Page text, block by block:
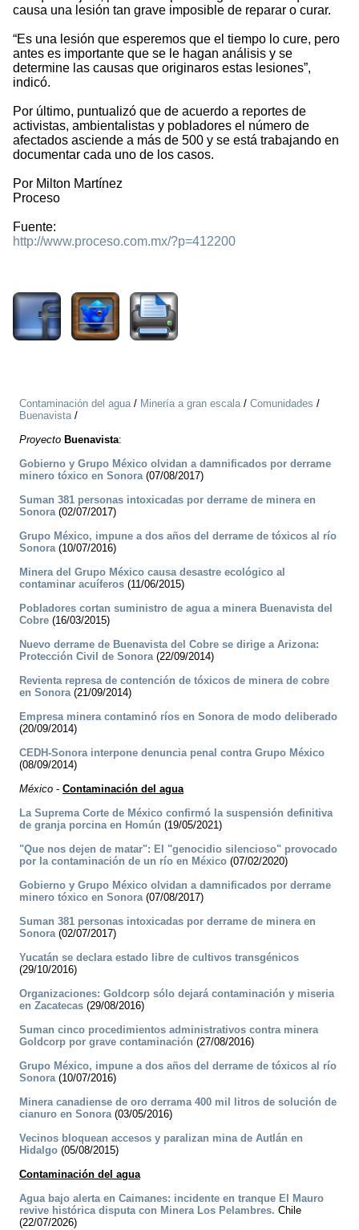
causa una lesión tan grave imposible de reparar o curar.
“Es una lesión que esperemos que el tiempo lo cure, pero
antes es importante que se le hagan análisis y se
determine las causas que originaros estas lesiones”,
indicó.
Por último, puntualizó que de acuerdo a reportes de
activistas, ambientalistas y pobladores el número de
afectados asciende a más de 500 y se está trabajando en
documentar cada uno de los casos.
Por Milton Martínez
Proceso
Fuente:
http://www.proceso.com.mx/?p=412200
Contaminación del agua/ Minería a gran escala/ Comunidades /
Buenavista/
Proyecto Buenavista:
Gobierno y Grupo México olvidan a damnificados por derrame
minero tóxico en Sonora(07/08/2017)
Suman 381 personas intoxicadas por derrame de minera en
Sonora(02/07/2017)
Grupo México, impune a dos años del derrame de tóxicos al río
Sonora(10/07/2016)
Minera del Grupo México causa desastre ecológico al
contaminar acuíferos (11/06/2015)
Pobladores cortan suministro de agua a minera Buenavista del
Cobre (16/03/2015)
Nuevo derrame de Buenavista del Cobre se dirige a Arizona:
Protección Civil de Sonora(22/09/2014)
Revienta represa de contención de tóxicos de minera de cobre
en Sonora(21/09/2014)
Empresa minera contaminó ríos en Sonora de modo deliberado
(20/09/2014)
CEDH-Sonora interpone denuncia penal contra Grupo México
(08/09/2014)
México - Contaminación del agua
La Suprema Corte de México confirmó la suspensión definitiva
de granja porcina en Homún (19/05/2021)
"Que nos dejen de matar": El "genocidio silencioso" provocado
por la contaminación de un río en México (07/02/2020)
Gobierno y Grupo México olvidan a damnificados por derrame
minero tóxico en Sonora(07/08/2017)
Suman 381 personas intoxicadas por derrame de minera en
Sonora(02/07/2017)
Yucatán se declara estado libre de cultivos transgénicos
(29/10/2016)
Organizaciones: Goldcorp sólo dejará contaminación y miseria
en Zacatecas (29/08/2016)
Suman cinco procedimientos administrativos contra minera
Goldcorp por grave contaminación (27/08/2016)
Grupo México, impune a dos años del derrame de tóxicos al río
Sonora(10/07/2016)
Minera canadiense de oro derrama 400 mil litros de solución de
cianuro en Sonora(03/05/2016)
Vecinos bloquean accesos y paralizan mina de Autlán en
Hidalgo (05/08/2015)
Contaminación del agua
Agua bajo alerta en Caimanes: incidente en tranque El Mauro
revive histórica disputa con Minera Los Pelambres. Chile
(22/07/2026)